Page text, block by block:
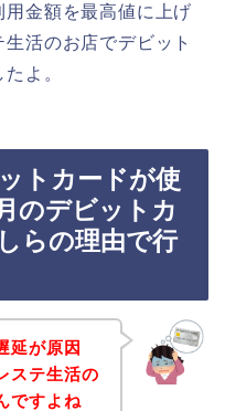
金額を最高値に上げ
活のお店でデビット
よ。
トカードが使
のデビットカ
らの理由で行
延が原因
ステ生活の
ですよね